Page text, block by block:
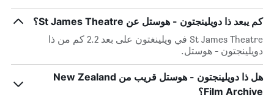
كم يبعد ذا دويلينجتون - هوستل عن St James Theatre؟
St James Theatre في ويلينغتون على بعد 2.2 كم من ذا
دويلينجتون - هوستل.
هل ذا دويلينجتون - هوستل قريب من New Zealand
Film Archive؟